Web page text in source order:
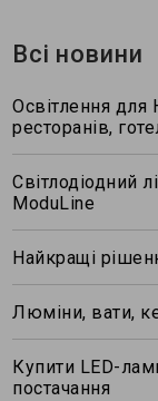
Всі новини
Освітлення для
ресторанів,
Світлодіодний
ModuLine
Найкращі
Люміни, вати,
Купити LED-
постачання